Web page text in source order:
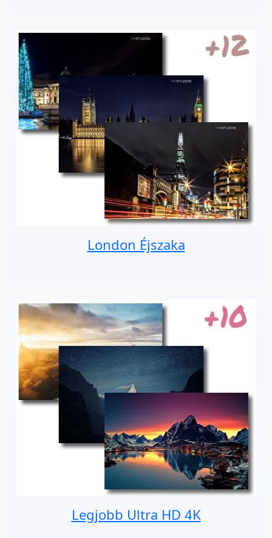
London Éjszaka
Legjobb Ultra HD 4K